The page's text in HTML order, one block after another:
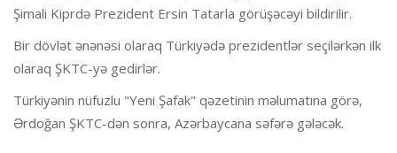
Şimali Kiprdə Prezident Ersin Tatarla görüşəcəyi bildirilir.
Bir dövlət ənənəsi olaraq Türkiyədə prezidentlər seçilərkən ilk
olaraq ŞKTC-yə gedirlər.
Türkiyənin nüfuzlu "Yeni Şafak" qəzetinin məlumatına görə,
Ərdoğan ŞKTC-dən sonra, Azərbaycana səfərə gələcək.